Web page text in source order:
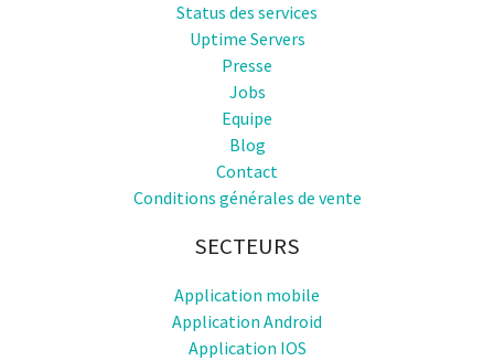
Status des services
Uptime Servers
Presse
Jobs
Equipe
Blog
Contact
Conditions générales de vente
SECTEURS
Application mobile
Application Android
Application IOS